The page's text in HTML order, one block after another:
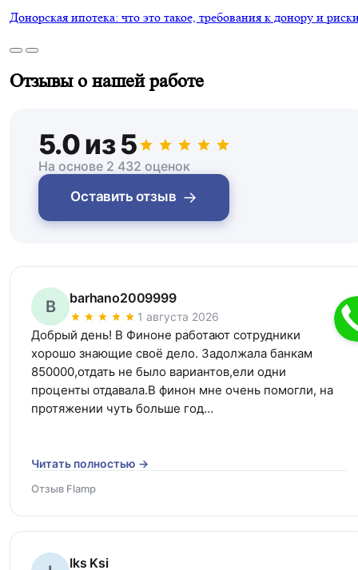
Донорская ипотека: что это такое, требования к донору и
Отзывы о нашей работе
5.0 из 5
На основе 2 432 оценок
Оставить отзыв →
B barhano2009999
1 августа 2026
Добрый день! В Финоне работают сотрудники
хорошо знающие своё дело. Задолжала банкам
850000,отдать не было вариантов,ели одни
проценты отдавала.В финон мне очень помогли, на
протяжении чуть больше год…
Читать полностью →
Отзыв Flamp
Iks Ksi